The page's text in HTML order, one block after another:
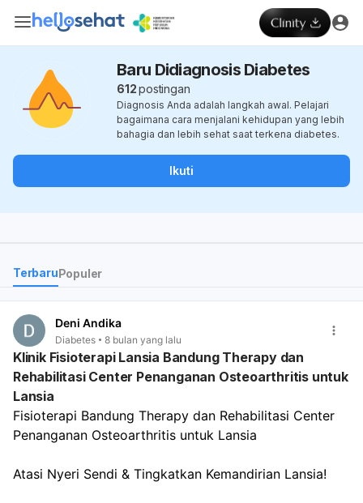
Baru Didiagnosis Diabetes
612postingan
Diagnosis Anda adalah langkah awal. Pelajari
bagaimana cara menjalani kehidupan yang lebih
bahagia dan lebih sehat saat terkena diabetes.
Ikuti
TerbaruPopuler
Deni Andika
Diabetes 8 bulan yang lalu
Klinik Fisioterapi Lansia Bandung Therapy dan
Rehabilitasi Center Penanganan Osteoarthritis untuk
Lansia
Fisioterapi Bandung Therapy dan Rehabilitasi Center
Penanganan Osteoarthritis untuk Lansia
Atasi Nyeri Sendi & Tingkatkan Kemandirian Lansia!